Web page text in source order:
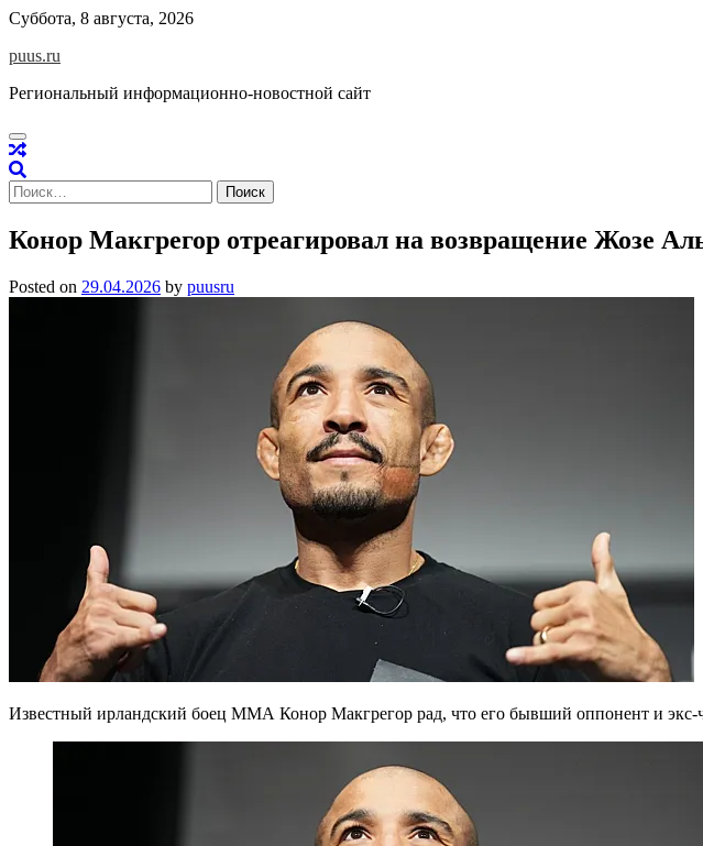
Skip
content
Суббота, 8 августа, 2026
puus.ru
Региональный информационно-новостной сайт
Найти:
Конор Макгрегор отреагировал на возвращение Жозе
Posted on 29.04.2026 by puusru
Известный ирландский боец ММА Конор Макгрегор рад, что его бывший оппонент и экс-